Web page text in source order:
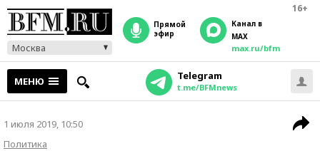
16+
Москва
прямой
эфир
Канал в
MAX
max.ru/bfm
МЕНЮ Telegram
t.me/BFMnews
1 июля 2019, 10:50
Политика